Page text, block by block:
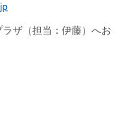
ザ（担当：伊藤）へお